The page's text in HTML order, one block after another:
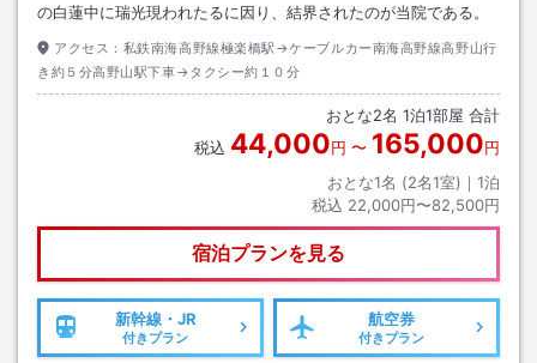
の白蓮中に瑞光現われたるに因り、結界されたのが当院である。
アクセス： 私鉄南海高野線極楽橋駅→ケーブルカー南海高野線高野山行
き約５分高野山駅下車→タクシー約１０分
おとな2名 1泊1部屋 合計
税込 44,000円 〜 165,000円
おとな1名 (2名1室)｜ 1泊
税込 22,000円〜82,500円
宿泊プランを見る
新幹線・JR
付きプラン
航空券
付きプラン